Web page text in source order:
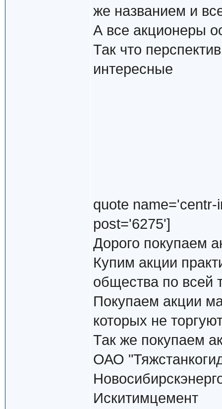
же названием и
А все акционеры
Так что
интересные
quote
post='6275']
Дорого покупаем
Купим акции
общества по всей
Покупаем акции
которых не
Так же покупаем
ОАО
Искитимцемент